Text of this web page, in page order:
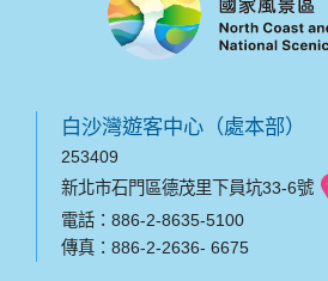
白沙灣遊客中心（處本部）
253409
新北市石門區德茂里下員坑33-6號
電話：886-2-8635-5100
傳真：886-2-2636- 6675